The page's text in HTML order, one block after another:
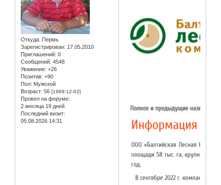
Откуда: Пермь
Зарегистрирован: 17.05.2010
Приглашений: 0
Сообщений: 4548
Уважение: +26
Позитив: +90
Пол: Мужской
Возраст: 56 [1969-12-02]
Провел на форуме:
2 месяца 19 дней
Последний визит:
05.08.2026 14:31